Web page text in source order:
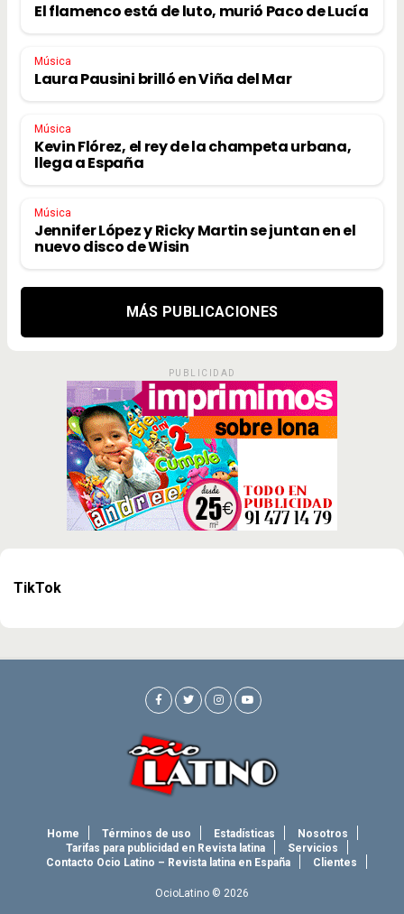
El flamenco está de luto, murió Paco de Lucía
Música
Laura Pausini brilló en Viña del Mar
Música
Kevin Flórez, el rey de la champeta urbana,
llega a España
Música
Jennifer López y Ricky Martin se juntan en el
nuevo disco de Wisin
MÁS PUBLICACIONES
PUBLICIDAD
TikTok
Home Términos de uso Estadísticas
Nosotros
Tarifas para publicidad en Revista latina
Servicios
Contacto Ocio Latino – Revista latina en España
Clientes
OcioLatino © 2026